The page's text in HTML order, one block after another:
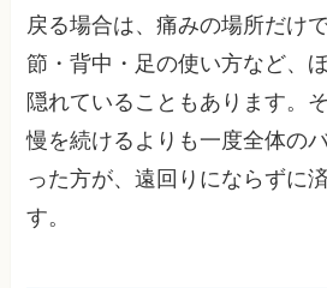
戻る場合は、痛みの場所だけ
節・背中・足の使い方など、
隠れていることもあります。
慢を続けるよりも一度全体の
った方が、遠回りにならずに
す。